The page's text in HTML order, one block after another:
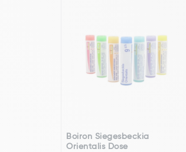
Boiron Siegesbeckia
Orientalis Dose